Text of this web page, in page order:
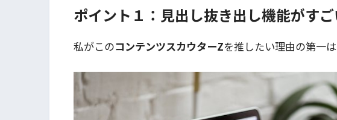
ポイント１：見出し抜き出し機能がすご
私がこのコンテンツスカウターZを推したい理由の第一